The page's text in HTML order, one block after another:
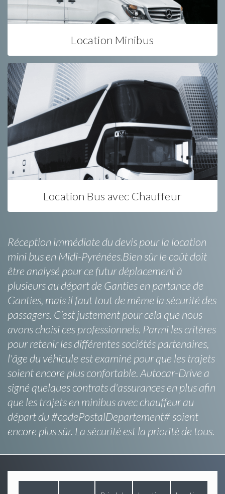
Location Minibus
Location Bus avec Chauffeur
Réception immédiate du devis pour la location
mini bus en Midi-Pyrénées.Bien sûr le coût doit
être analysé pour ce futur déplacement à
plusieurs au départ de Ganties en partance de
Ganties, mais il faut tout de même la sécurité des
passagers. C’est justement pour cela que nous
avons choisi ces professionnels. Parmi les critères
pour retenir les différentes sociétés partenaires,
l'âge du véhicule est examiné pour que les trajets
soient encore plus confortable. Autocar-Drive a
signé quelques contrats d'assurances en plus afin
que les trajets en minibus avec chauffeur au
départ du #codePostalDepartement# soient
encore plus sûr. La sécurité est la priorité de tous.